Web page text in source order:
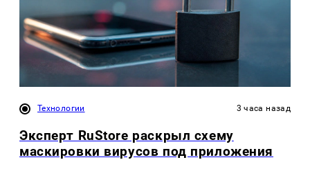
Технологии 3 часа назад
Эксперт RuStore раскрыл схему
маскировки вирусов под приложения